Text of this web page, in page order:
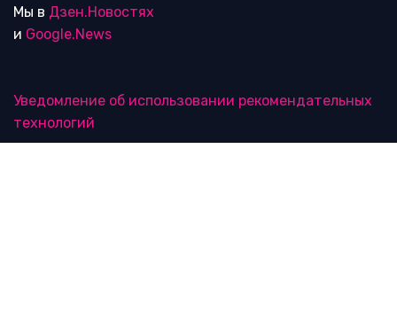
Мы в Дзен.Новостях
и Google.News
Уведомление об использовании рекомендательных
технологий